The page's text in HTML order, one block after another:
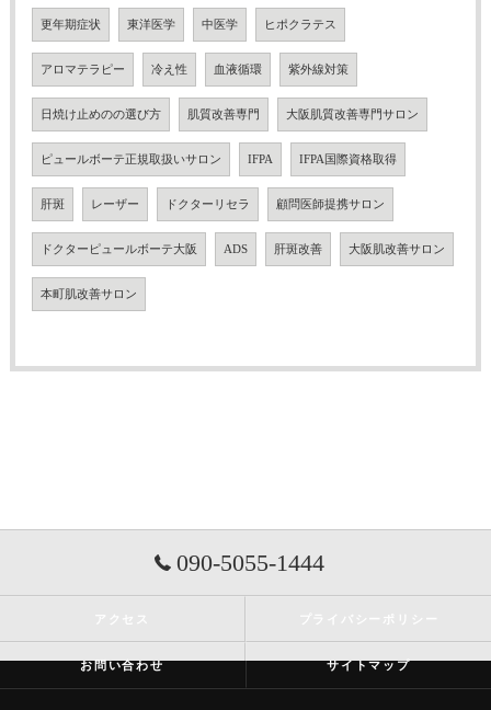
更年期症状 東洋医学 中医学 ヒポクラテス
アロマテラピー 冷え性 血液循環 紫外線対策
日焼け止めのの選び方 肌質改善専門 大阪肌質改善専門サロン
ピュールボーテ正規取扱いサロン IFPA IFPA国際資格取得
肝斑 レーザー ドクターリセラ 顧問医師提携サロン
ドクターピュールボーテ大阪 ADS 肝斑改善 大阪肌改善サロン
本町肌改善サロン
090-5055-1444
お問い合わせ サイトマップ